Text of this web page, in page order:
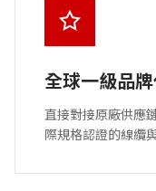
全球一級品
直接對接原廠供應
際規格認證的線纜